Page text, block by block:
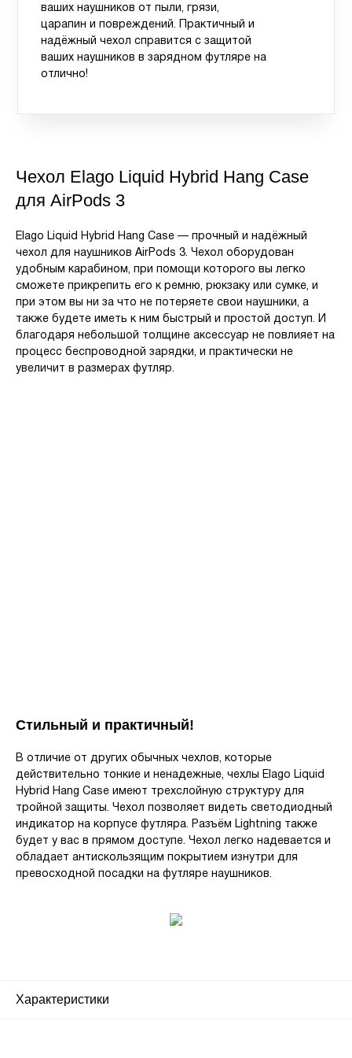
ваших наушников от пыли, грязи,
царапин и повреждений. Практичный и
надёжный чехол справится с защитой
ваших наушников в зарядном футляре на
отлично!
Чехол Elago Liquid Hybrid Hang Case
для AirPods 3
Elago Liquid Hybrid Hang Case — прочный и надёжный
чехол для наушников AirPods 3. Чехол оборудован
удобным карабином, при помощи которого вы легко
сможете прикрепить его к ремню, рюкзаку или сумке, и
при этом вы ни за что не потеряете свои наушники, а
также будете иметь к ним быстрый и простой доступ. И
благодаря небольшой толщине аксессуар не повлияет на
процесс беспроводной зарядки, и практически не
увеличит в размерах футляр.
Стильный и практичный!
В отличие от других обычных чехлов, которые
действительно тонкие и ненадежные, чехлы Elago Liquid
Hybrid Hang Case имеют трехслойную структуру для
тройной защиты. Чехол позволяет видеть светодиодный
индикатор на корпусе футляра. Разъём Lightning также
будет у вас в прямом доступе. Чехол легко надевается и
обладает антискользящим покрытием изнутри для
превосходной посадки на футляре наушников.
Характеристики